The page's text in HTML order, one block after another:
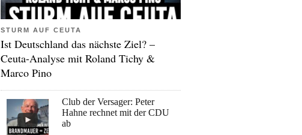
STURM AUF CEUTA
Ist Deutschland das nächste Ziel? –
Ceuta-Analyse mit Roland Tichy &
Marco Pino
Club der Versager: Peter
Hahne rechnet mit der CDU
ab